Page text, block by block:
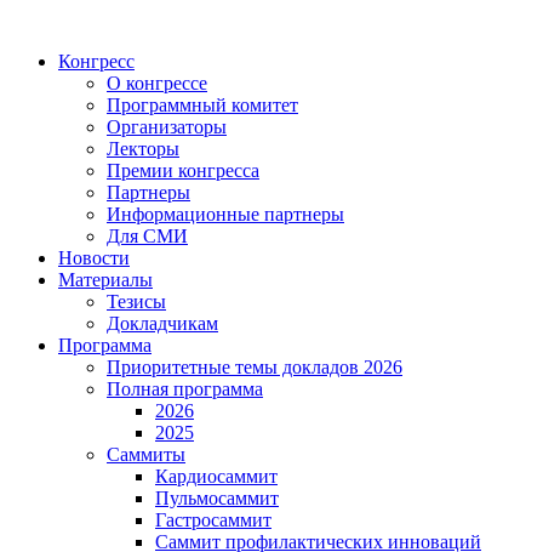
Конгресс
О конгрессе
Программный комитет
Организаторы
Лекторы
Премии конгресса
Партнеры
Информационные партнеры
Для СМИ
Новости
Материалы
Тезисы
Докладчикам
Программа
Приоритетные темы докладов 2026
Полная программа
2026
2025
Саммиты
Кардиосаммит
Пульмосаммит
Гастросаммит
Саммит профилактических инноваций